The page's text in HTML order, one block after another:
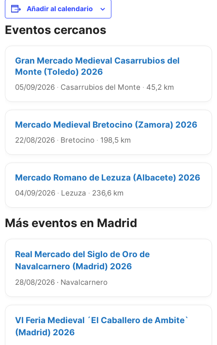
Añadir al calendario
Eventos cercanos
Gran Mercado Medieval Casarrubios del
Monte (Toledo) 2026
05/09/2026 · Casarrubios del Monte · 45,2 km
Mercado Medieval Bretocino (Zamora) 2026
22/08/2026 · Bretocino · 198,5 km
Mercado Romano de Lezuza (Albacete) 2026
04/09/2026 · Lezuza · 236,6 km
Más eventos en Madrid
Real Mercado del Siglo de Oro de
Navalcarnero (Madrid) 2026
28/08/2026 · Navalcarnero
VI Feria Medieval ´El Caballero de Ambite`
(Madrid) 2026